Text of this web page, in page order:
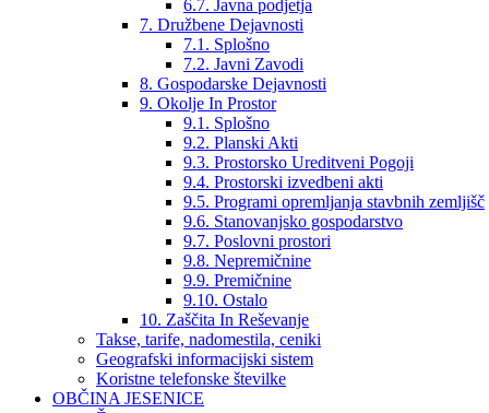
6.7. Javna podjetja
7. Družbene Dejavnosti
7.1. Splošno
7.2. Javni Zavodi
8. Gospodarske Dejavnosti
9. Okolje In Prostor
9.1. Splošno
9.2. Planski Akti
9.3. Prostorsko Ureditveni Pogoji
9.4. Prostorski izvedbeni akti
9.5. Programi opremljanja stavbnih zemljišč
9.6. Stanovanjsko gospodarstvo
9.7. Poslovni prostori
9.8. Nepremičnine
9.9. Premičnine
9.10. Ostalo
10. Zaščita In Reševanje
Takse, tarife, nadomestila, ceniki
Geografski informacijski sistem
Koristne telefonske številke
OBČINA JESENICE